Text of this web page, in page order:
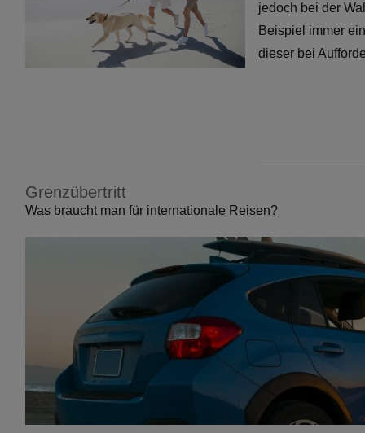
jedoch bei der
Beispiel immer
dieser bei
Grenzübertritt
Was braucht man für internationale Reisen?